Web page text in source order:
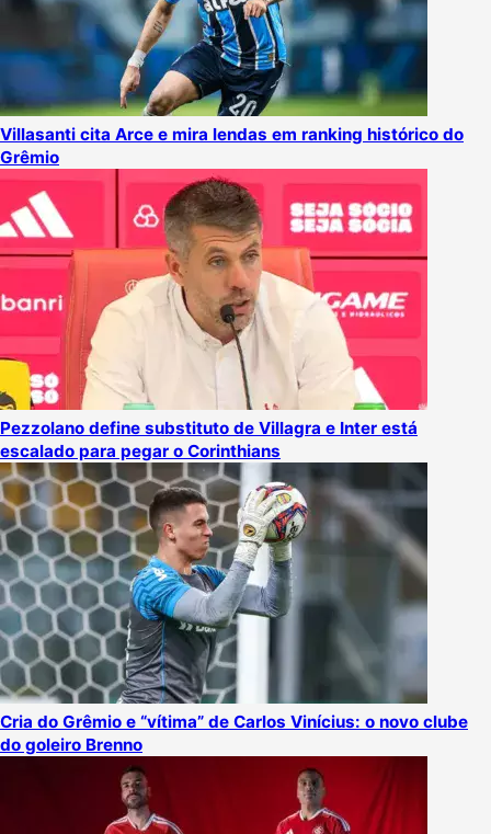
Villasanti cita Arce e mira lendas em ranking histórico do
Grêmio
Pezzolano define substituto de Villagra e Inter está
escalado para pegar o Corinthians
Cria do Grêmio e “vítima” de Carlos Vinícius: o novo clube
do goleiro Brenno